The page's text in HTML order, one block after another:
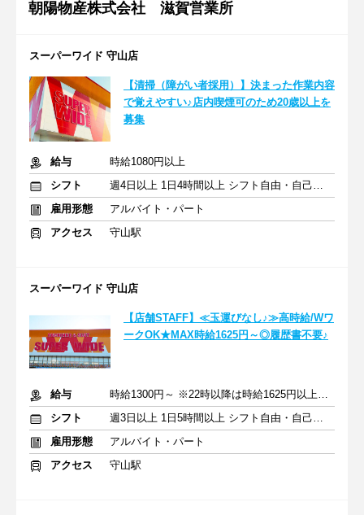
朝陽物産株式会社 滋賀営業所
スーパーワイド 守山店
【清掃（障がい者採用）】決まった作業内容
で覚えやすい♪店内喫煙可のため20歳以上を
募集
給与
時給1080円以上
シフト
週4日以上 1日4時間以上 シフト自由・自己申告
雇用形態
アルバイト・パート
アクセス
守山駅
スーパーワイド 守山店
【店舗STAFF】≪玉運びなし♪≫高時給/Wワ
ークOK★MAX時給1625円～◎履歴書不要♪
給与
時給1300円～ ※22時以降は時給1625円以上 ※土日祝時給＋150円
シフト
週3日以上 1日5時間以上 シフト自由・自己申告
雇用形態
アルバイト・パート
アクセス
守山駅